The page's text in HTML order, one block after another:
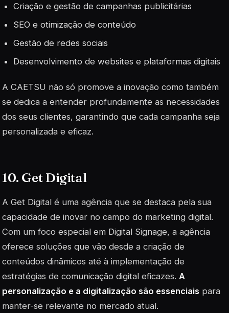
Criação e gestão de campanhas publicitárias
SEO e otimização de conteúdo
Gestão de redes sociais
Desenvolvimento de websites e plataformas digitais
A CAETSU não só promove a inovação como também
se dedica a entender profundamente as necessidades
dos seus clientes, garantindo que cada campanha seja
personalizada e eficaz.
10. Get Digital
A Get Digital é uma agência que se destaca pela sua
capacidade de inovar no campo do marketing digital.
Com um foco especial em Digital Signage, a agência
oferece soluções que vão desde a criação de
conteúdos dinâmicos até à implementação de
estratégias de comunicação digital eficazes. A
personalização e a digitalização são essenciais para
manter-se relevante no mercado atual.